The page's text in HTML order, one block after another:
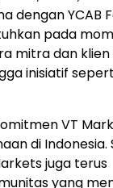
dengan YCAB
pada
mitra dan
inisiatif
VT
di Indonesia.
juga terus
yang